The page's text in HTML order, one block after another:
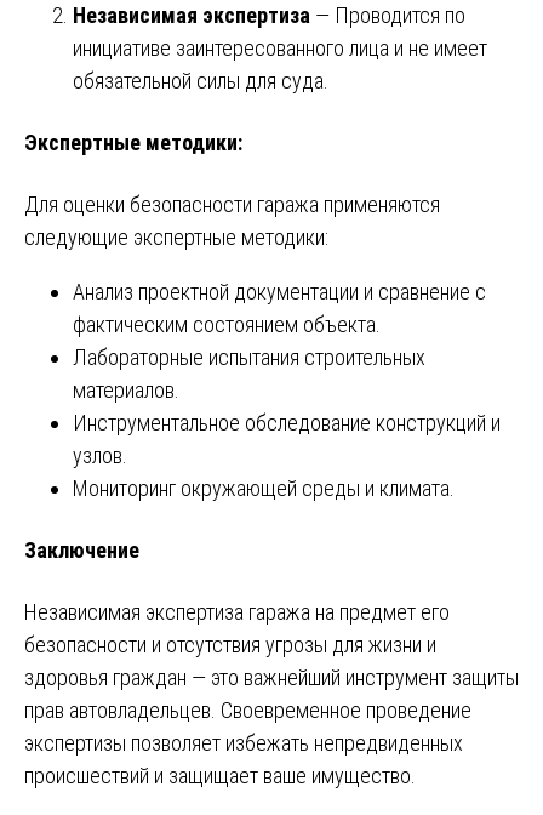
Независимая экспертиза — Проводится по
инициативе заинтересованного лица и не имеет
обязательной силы для суда.
Экспертные методики:
Для оценки безопасности гаража применяются
следующие экспертные методики:
Анализ проектной документации и сравнение с
фактическим состоянием объекта.
Лабораторные испытания строительных
материалов.
Инструментальное обследование конструкций и
узлов.
Мониторинг окружающей среды и климата.
Заключение
Независимая экспертиза гаража на предмет его
безопасности и отсутствия угрозы для жизни и
здоровья граждан — это важнейший инструмент защиты
прав автовладельцев. Своевременное проведение
экспертизы позволяет избежать непредвиденных
происшествий и защищает ваше имущество.